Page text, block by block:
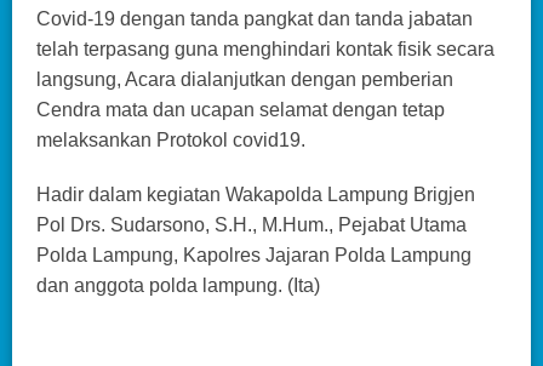
Covid-19 dengan tanda pangkat dan tanda jabatan
telah terpasang guna menghindari kontak fisik secara
langsung, Acara dialanjutkan dengan pemberian
Cendra mata dan ucapan selamat dengan tetap
melaksankan Protokol covid19.
Hadir dalam kegiatan Wakapolda Lampung Brigjen
Pol Drs. Sudarsono, S.H., M.Hum., Pejabat Utama
Polda Lampung, Kapolres Jajaran Polda Lampung
dan anggota polda lampung. (Ita)